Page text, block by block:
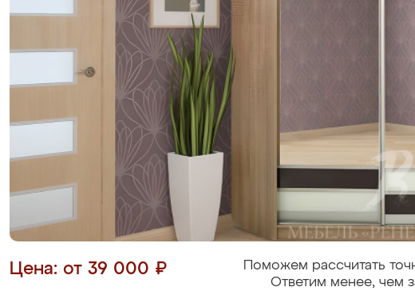
Цена: от 39 000 ₽
Поможем рассчитать
Ответим менее, чем